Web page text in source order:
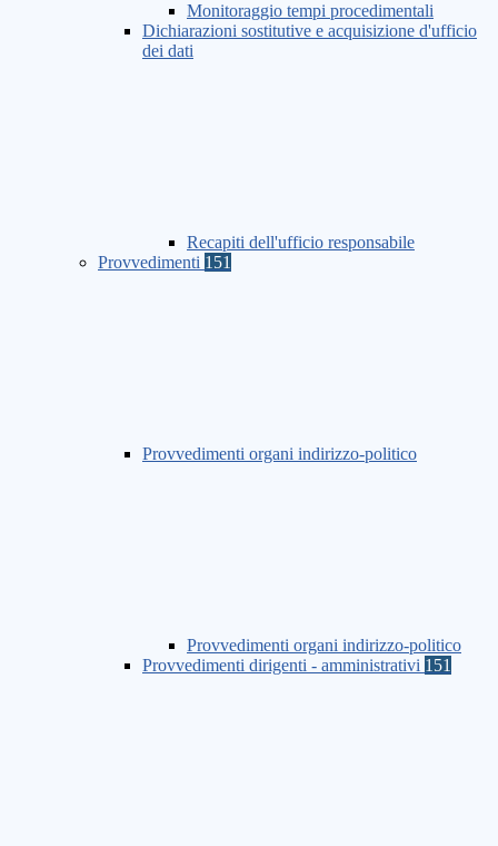
Monitoraggio tempi procedimentali
Dichiarazioni sostitutive e acquisizione d'ufficio
dei dati
Recapiti dell'ufficio responsabile
Provvedimenti 151
Provvedimenti organi indirizzo-politico
Provvedimenti organi indirizzo-politico
Provvedimenti dirigenti - amministrativi 151